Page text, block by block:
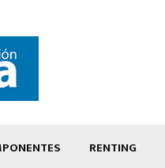
RENTING